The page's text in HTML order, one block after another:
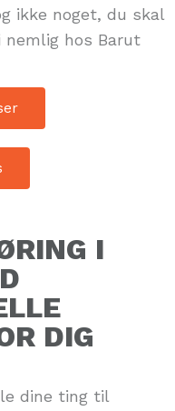
ikke noget, du skal
nemlig hos Barut
I
DIG
dine ting til